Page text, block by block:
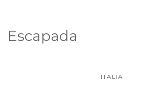
Escapada
ITALIA